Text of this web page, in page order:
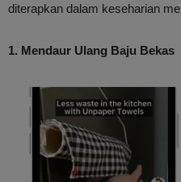
diterapkan dalam keseharian
1. Mendaur Ulang Baju Bekas